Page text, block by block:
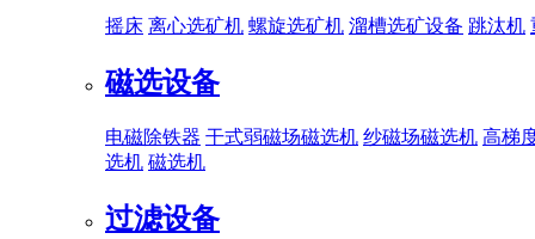
摇床 离心选矿机 螺旋选矿机 溜槽选矿设备 跳汰机
磁选设备
电磁除铁器 干式弱磁场磁选机 纱磁场磁选机 高梯
选机 磁选机
过滤设备